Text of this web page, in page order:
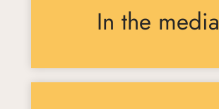
In the media